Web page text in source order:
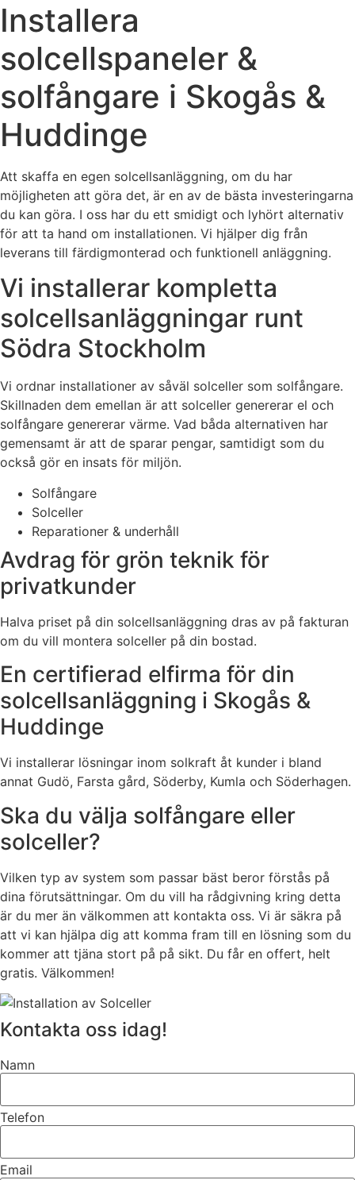
Installera
solcellspaneler &
solfångare i Skogås &
Huddinge
Att skaffa en egen solcellsanläggning, om du har
möjligheten att göra det, är en av de bästa investeringarna
du kan göra. I oss har du ett smidigt och lyhört alternativ
för att ta hand om installationen. Vi hjälper dig från
leverans till färdigmonterad och funktionell anläggning.
Vi installerar kompletta
solcellsanläggningar runt
Södra Stockholm
Vi ordnar installationer av såväl solceller som solfångare.
Skillnaden dem emellan är att solceller genererar el och
solfångare genererar värme. Vad båda alternativen har
gemensamt är att de sparar pengar, samtidigt som du
också gör en insats för miljön.
Solfångare
Solceller
Reparationer & underhåll
Avdrag för grön teknik för
privatkunder
Halva priset på din solcellsanläggning dras av på fakturan
om du vill montera solceller på din bostad.
En certifierad elfirma för din
solcellsanläggning i Skogås &
Huddinge
Vi installerar lösningar inom solkraft åt kunder i bland
annat Gudö, Farsta gård, Söderby, Kumla och Söderhagen.
Ska du välja solfångare eller
solceller?
Vilken typ av system som passar bäst beror förstås på
dina förutsättningar. Om du vill ha rådgivning kring detta
är du mer än välkommen att kontakta oss. Vi är säkra på
att vi kan hjälpa dig att komma fram till en lösning som du
kommer att tjäna stort på på sikt. Du får en offert, helt
gratis. Välkommen!
Kontakta oss idag!
Namn
Telefon
Email